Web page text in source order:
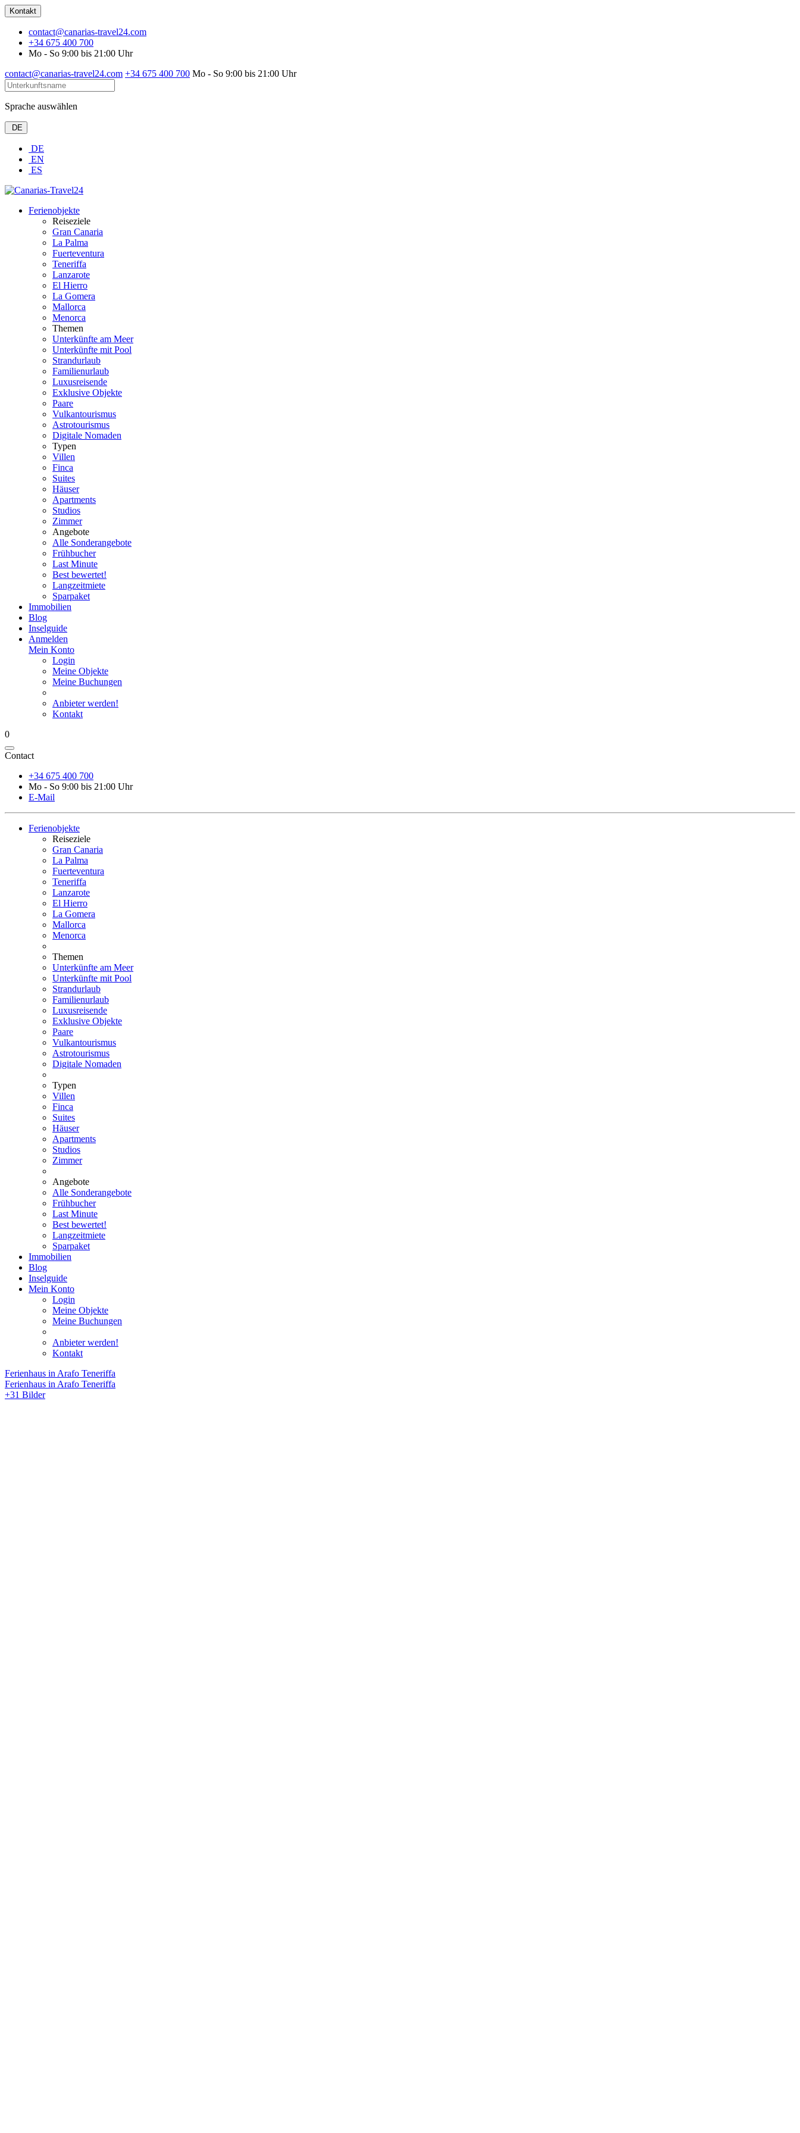
Kontakt
contact@canarias-travel24.com
+34 675 400 700
Mo - So 9:00 bis 21:00 Uhr
contact@canarias-travel24.com +34 675 400 700 Mo - So 9:00 bis 21:00 Uhr
Sprache auswählen
DE
DE
EN
ES
Ferienobjekte
Reiseziele
Gran Canaria
La Palma
Fuerteventura
Teneriffa
Lanzarote
El Hierro
La Gomera
Mallorca
Menorca
Themen
Unterkünfte am Meer
Unterkünfte mit Pool
Strandurlaub
Familienurlaub
Luxusreisende
Exklusive Objekte
Paare
Vulkantourismus
Astrotourismus
Digitale Nomaden
Typen
Villen
Finca
Suites
Häuser
Apartments
Studios
Zimmer
Angebote
Alle Sonderangebote
Frühbucher
Last Minute
Best bewertet!
Langzeitmiete
Sparpaket
Immobilien
Blog
Inselguide
Anmelden
Mein Konto
Login
Meine Objekte
Meine Buchungen
Anbieter werden!
Kontakt
0
Contact
+34 675 400 700
Mo - So 9:00 bis 21:00 Uhr
E-Mail
Ferienobjekte
Reiseziele
Gran Canaria
La Palma
Fuerteventura
Teneriffa
Lanzarote
El Hierro
La Gomera
Mallorca
Menorca
Themen
Unterkünfte am Meer
Unterkünfte mit Pool
Strandurlaub
Familienurlaub
Luxusreisende
Exklusive Objekte
Paare
Vulkantourismus
Astrotourismus
Digitale Nomaden
Typen
Villen
Finca
Suites
Häuser
Apartments
Studios
Zimmer
Angebote
Alle Sonderangebote
Frühbucher
Last Minute
Best bewertet!
Langzeitmiete
Sparpaket
Immobilien
Blog
Inselguide
Mein Konto
Login
Meine Objekte
Meine Buchungen
Anbieter werden!
Kontakt
Ferienhaus in Arafo Teneriffa
Ferienhaus in Arafo Teneriffa
+31 Bilder